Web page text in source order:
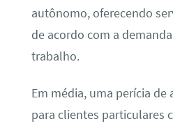
autônomo, oferecendo
de acordo com a
trabalho.
Em média, uma perícia de
para clientes particulares